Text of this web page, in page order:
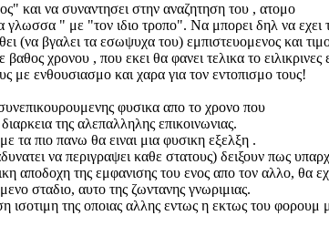
και να συναντησει στην αναζητηση του , ατομο
γλωσσα " με "τον ιδιο τροπο". Να μπορει δηλ να εχει
(να βγαλει τα εσωψυχα του) εμπιστευομενος και
χρονου , που εκει θα φανει τελικα το
με ενθουσιασμο και χαρα για τον εντοπισμο τους!
φυσικα απο το χρονο που
της αλεπαλληλης επικοινωνιας.
τα πιο πανω θα ειναι μια φυσικη εξελξη .
να περιγραψει καθε στατους) δειξουν πως
αποδοχη της εμφανισης του ενος απο τον αλλο, θα
σταδιο, αυτο της ζωντανης γνωριμιας.
ισοτιμη της οποιας αλλης εντως η εκτως του